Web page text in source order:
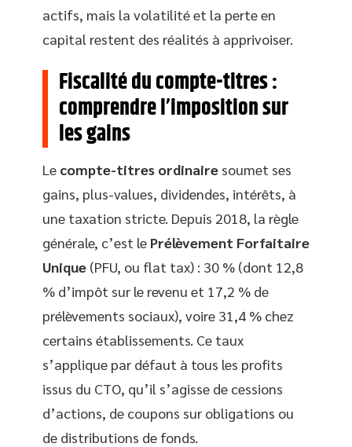
actifs, mais la volatilité et la perte en
capital restent des réalités à apprivoiser.
Fiscalité du compte-titres :
comprendre l’imposition sur
les gains
Le compte-titres ordinaire soumet ses
gains, plus-values, dividendes, intérêts, à
une taxation stricte. Depuis 2018, la règle
générale, c’est le Prélèvement Forfaitaire
Unique (PFU, ou flat tax) : 30 % (dont 12,8
% d’impôt sur le revenu et 17,2 % de
prélèvements sociaux), voire 31,4 % chez
certains établissements. Ce taux
s’applique par défaut à tous les profits
issus du CTO, qu’il s’agisse de cessions
d’actions, de coupons sur obligations ou
de distributions de fonds.